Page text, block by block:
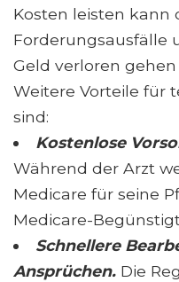
Kosten leisten kann
Forderungsausfälle
Geld verloren
Weitere Vorteile für
sind:
Kostenlose
Während der Arzt
Medicare für seine
Medicare-
Schnellere
Ansprüchen. Die